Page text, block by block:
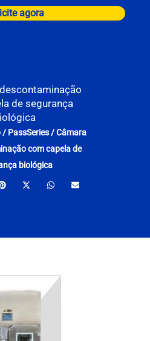
agora
de segurança
/ PassSeries/Câmara
com capela de
biológica